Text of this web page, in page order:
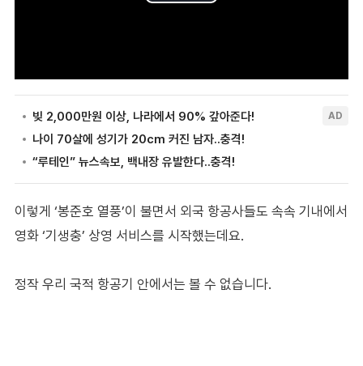
이렇게 ‘봉준호 열풍’이 불면서 외국 항공사들도 속속 기내에서
영화 ‘기생충’ 상영 서비스를 시작했는데요.
정작 우리 국적 항공기 안에서는 볼 수 없습니다.